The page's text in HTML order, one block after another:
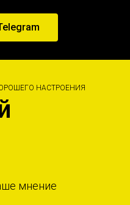
НАСТРОЕНИЯ
мнение